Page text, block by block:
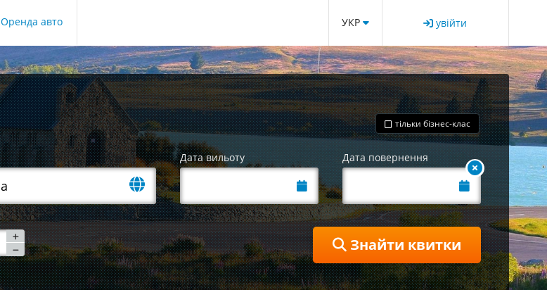
Оренда авто УКР увійти
тільки бізнес-клас
Дата вильоту Дата повернення
Знайти квитки